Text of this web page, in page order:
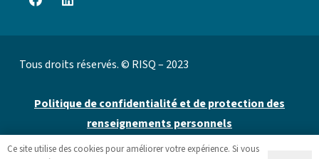
Tous droits réservés. © RISQ – 2023
Politique de confidentialité et de protection des
renseignements personnels
Ce site utilise des cookies pour améliorer votre expérience. Si vous